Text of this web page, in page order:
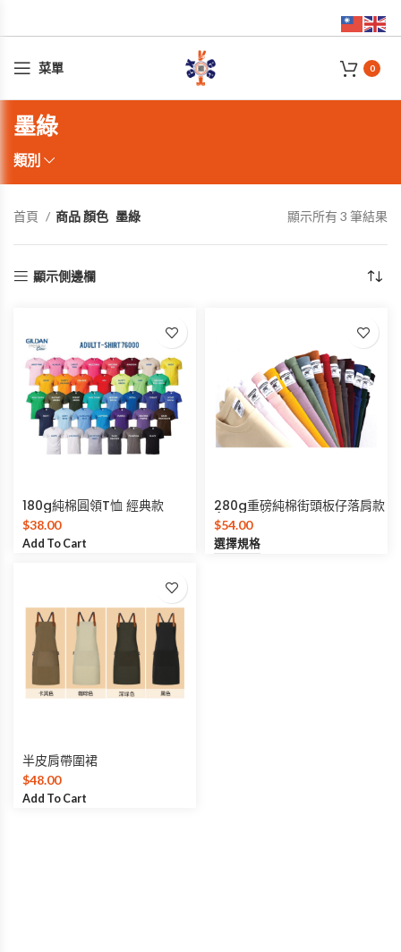
菜單 0
墨綠
類別
首頁 商品 顏色 墨綠 顯示所有 3 筆結果
顯示側邊欄
180g純棉圓領T恤 經典款
$38.00
Add To Cart
280g重磅純棉街頭板仔落肩款
(Unisex)
$54.00
選擇規格
半皮肩帶圍裙
$48.00
Add To Cart